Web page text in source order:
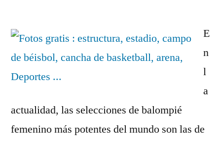
E
n
l
a
actualidad, las selecciones de balompié
femenino más potentes del mundo son las de